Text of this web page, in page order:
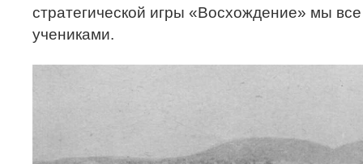
стратегической игры «Восхождение» мы
учениками.